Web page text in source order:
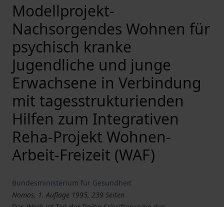
Modellprojekt-
Nachsorgendes Wohnen für
psychisch kranke
Jugendliche und junge
Erwachsene in Verbindung
mit tagesstrukturienden
Hilfen zum Integrativen
Reha-Projekt Wohnen-
Arbeit-Freizeit (WAF)
Bundesministerium für Gesundheit
Nomos, 1. Auflage 1995, 239 Seiten